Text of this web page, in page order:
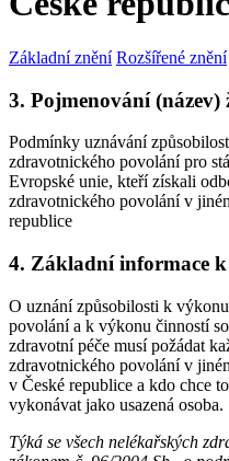
Základní znění Rozšířené znění
3. Pojmenování (název)
Podmínky uznávání
zdravotnického povolání pro
Evropské unie, kteří získali
zdravotnického povolání v
republice
4. Základní informace
O uznání způsobilosti k
povolání a k výkonu činností
zdravotní péče musí požádat
zdravotnického povolání v
v České republice a kdo chce
vykonávat jako usazená osoba.
Týká se všech nelékařských